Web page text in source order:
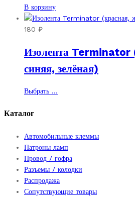
В корзину
180 ₽
Изолента Terminator
синяя, зелёная)
Выбрать ...
вариаций.
Опции
можно
выбрать
на
странице
Каталог
Автомобильные клеммы
Патроны ламп
Провод / гофра
Разъемы / колодки
Распродажа
Сопутствующие товары